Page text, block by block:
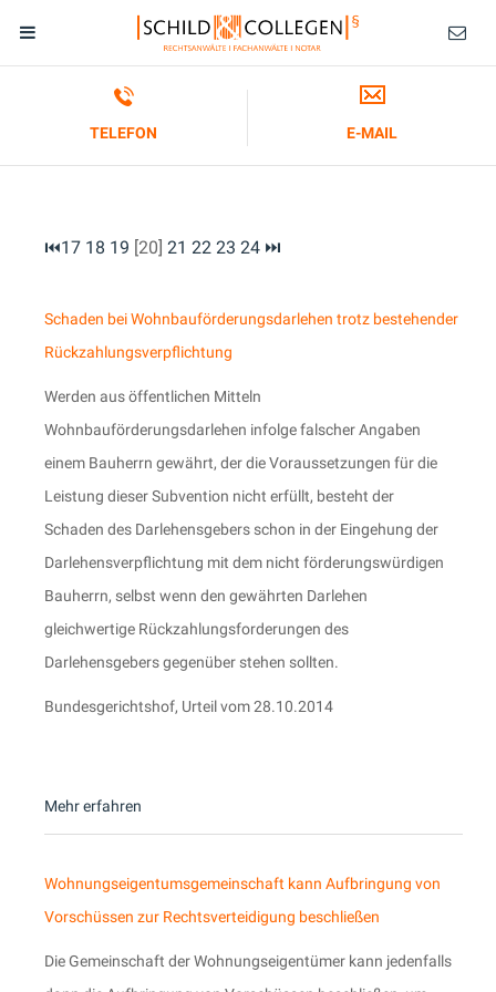
TELEFON E-MAIL
⏮17 18 19 [20] 21 22 23 24 ⏭
Schaden bei Wohnbauförderungsdarlehen trotz bestehender
Rückzahlungsverpflichtung
Werden aus öffentlichen Mitteln
Wohnbauförderungsdarlehen infolge falscher Angaben
einem Bauherrn gewährt, der die Voraussetzungen für die
Leistung dieser Subvention nicht erfüllt, besteht der
Schaden des Darlehensgebers schon in der Eingehung der
Darlehensverpflichtung mit dem nicht förderungswürdigen
Bauherrn, selbst wenn den gewährten Darlehen
gleichwertige Rückzahlungsforderungen des
Darlehensgebers gegenüber stehen sollten.
Bundesgerichtshof, Urteil vom 28.10.2014
Mehr erfahren
Wohnungseigentumsgemeinschaft kann Aufbringung von
Vorschüssen zur Rechtsverteidigung beschließen
Die Gemeinschaft der Wohnungseigentümer kann jedenfalls